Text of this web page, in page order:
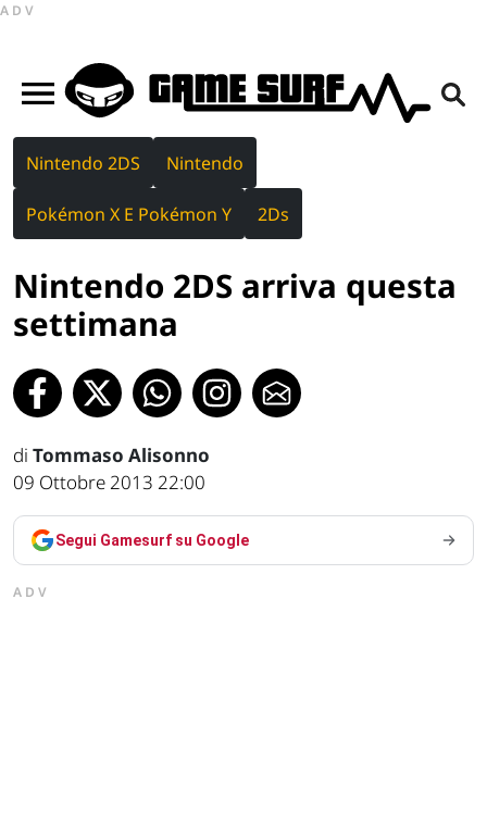
ADV
Nintendo 2DS Nintendo
Pokémon X E Pokémon Y 2Ds
Nintendo 2DS arriva questa
settimana
di Tommaso Alisonno
09 Ottobre 2013 22:00
Segui Gamesurf su Google
ADV